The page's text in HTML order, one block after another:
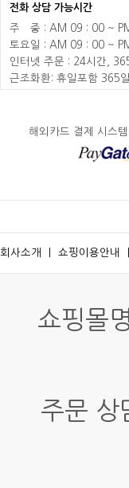
전화 상담 가능시간
주
중 : AM 09 : 00 ~
토요일 : AM 09 : 00 ~
인터넷 주문 : 24시간,
근조화환: 휴일포함 365
해외카드 결제 시스
회사소개 쇼핑이용안내
쇼핑몰
주문